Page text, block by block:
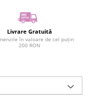
Livrare Gratuită
în valoare de cel puțin
200 RON